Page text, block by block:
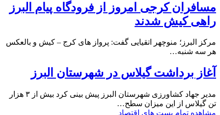
مسافران کرجی امروز از فرودگاه پیام البرز
راهی کیش شدند
مرکز البرز؛ منوچهر اتقیایی گفت: پرواز های کرج – کیش و بالعکس
هر سه شنبه…
آغاز برداشت گیلاس در شهرستان البرز
مدیر جهاد کشاورزی شهرستان البرز پیش بینی کرد بیش از ۳ هزار
تن گیلاس از این میزان سطح…
مشاهده تمام پست های اقتصاد